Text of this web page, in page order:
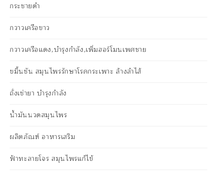
กระชายดำ
กวาวเครือขาว
กวาวเครือแดง,บำรุงกำลัง,เพิ่มฮอร์โมนเพศชาย
ขมิ้นชัน สมุนไพรรักษาโรคกระเพาะ ล้างลำไส้
ถั่งเช่ายา บำรุงกำลัง
น้ำมันนวดสมุนไพร
ผลิตภัณฑ์ อาหารเสริม
ฟ้าทะลายโจร สมุนไพรแก้ไข้